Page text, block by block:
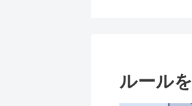
ルール